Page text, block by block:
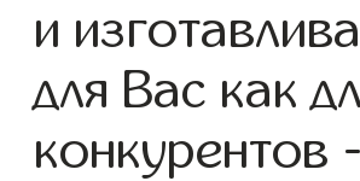
и
для Вас как
конкурентов